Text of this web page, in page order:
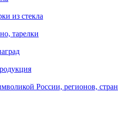
из стекла
тарелки
России, регионов, стран